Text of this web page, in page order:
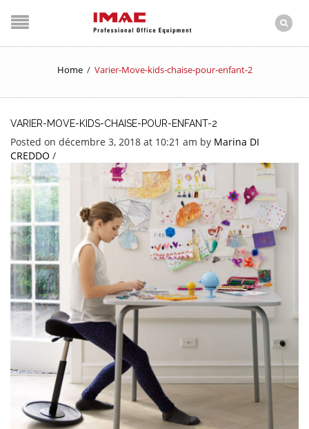
Home / Varier-Move-kids-chaise-pour-enfant-2
VARIER-MOVE-KIDS-CHAISE-POUR-ENFANT-2
Posted on décembre 3, 2018 at 10:21 am by Marina DI
CREDDO /